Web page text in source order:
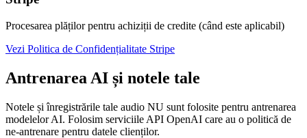
Procesarea plăților pentru achiziții de credite (când este aplicabil)
Vezi Politica de Confidențialitate Stripe
Antrenarea AI și notele tale
Notele și înregistrările tale audio NU sunt folosite pentru antrenarea
modelelor AI. Folosim serviciile API OpenAI care au o politică de
ne-antrenare pentru datele clienților.